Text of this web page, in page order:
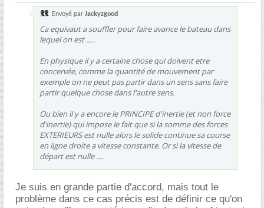
Envoyé par Jackyzgood
Ca equivaut a souffler pour faire avance le bateau dans
lequel on est .....
En physique il y a certaine chose qui doivent etre
concervée, comme la quantité de mouvement par
exemple on ne peut pas partir dans un sens sans faire
partir quelque chose dans l'autre sens.
Ou bien il y a encore le PRINCIPE d'inertie (et non force
d'inertie) qui impose le fait que si la somme des forces
EXTERIEURS est nulle alors le solide continue sa course
en ligne droite a vitesse constante. Or si la vitesse de
départ est nulle ....
Je suis en grande partie d'accord, mais tout le
problème dans ce cas précis est de définir ce qu'on